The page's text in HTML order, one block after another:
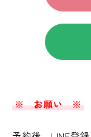
※ お願い ※